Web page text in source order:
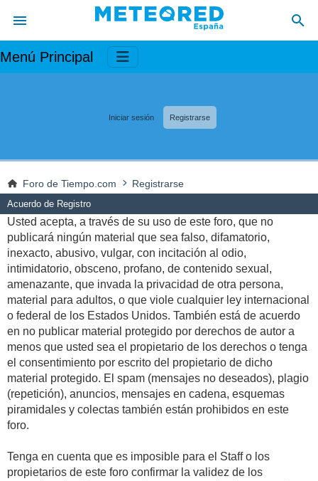
Menú Principal
Iniciar sesión Registrarse
Foro de Tiempo.com Registrarse
Acuerdo de Registro
Usted acepta, a través de su uso de este foro, que no
publicará ningún material que sea falso, difamatorio,
inexacto, abusivo, vulgar, con incitación al odio,
intimidatorio, obsceno, profano, de contenido sexual,
amenazante, que invada la privacidad de otra persona,
material para adultos, o que viole cualquier ley internacional
o federal de los Estados Unidos. También está de acuerdo
en no publicar material protegido por derechos de autor a
menos que usted sea el propietario de los derechos o tenga
el consentimiento por escrito del propietario de dicho
material protegido. El spam (mensajes no deseados), plagio
(repetición), anuncios, mensajes en cadena, esquemas
piramidales y colectas también están prohibidos en este
foro.
Tenga en cuenta que es imposible para el Staff o los
propietarios de este foro confirmar la validez de los